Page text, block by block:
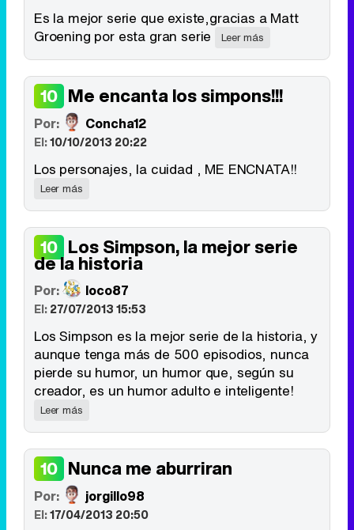
Es la mejor serie que existe,gracias a Matt
Groening por esta gran serie
Leer más
10 Me encanta los simpons!!!
Por: Concha12
El:10/10/2013 20:22
Los personajes, la cuidad , ME ENCNATA!!
Leer más
10 Los Simpson, la mejor serie
de la historia
Por: loco87
El:27/07/2013 15:53
Los Simpson es la mejor serie de la historia, y
aunque tenga más de 500 episodios, nunca
pierde su humor, un humor que, según su
creador, es un humor adulto e inteligente!
Leer más
10 Nunca me aburriran
Por: jorgillo98
El:17/04/2013 20:50